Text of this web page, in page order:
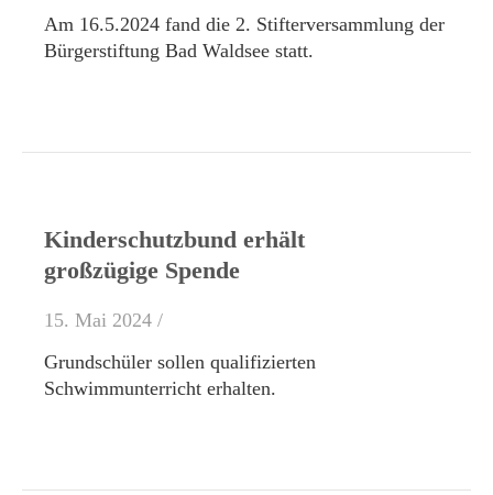
Am 16.5.2024 fand die 2. Stifterversammlung der
Bürgerstiftung Bad Waldsee statt.
Kinderschutzbund erhält
großzügige Spende
15. Mai 2024 /
Grundschüler sollen qualifizierten
Schwimmunterricht erhalten.